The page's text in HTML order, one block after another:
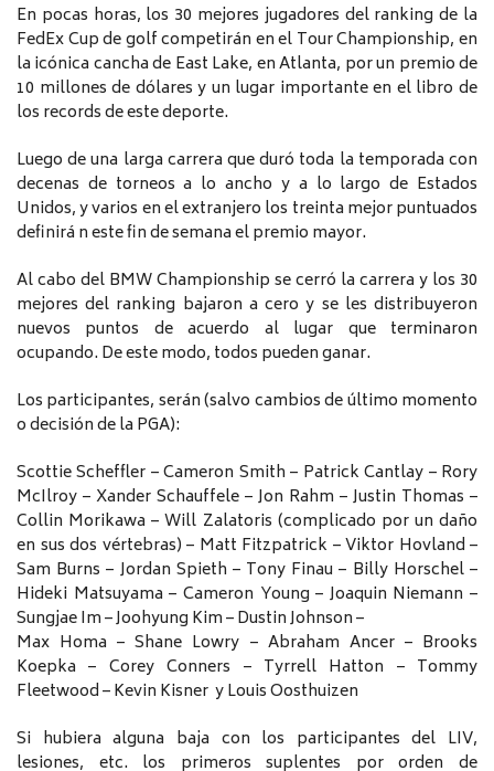
En pocas horas, los 30 mejores jugadores del ranking de la
FedEx Cup de golf competirán en el Tour Championship, en
la icónica cancha de East Lake, en Atlanta, por un premio de
10 millones de dólares y un lugar importante en el libro de
los records de este deporte.
Luego de una larga carrera que duró toda la temporada con
decenas de torneos a lo ancho y a lo largo de Estados
Unidos, y varios en el extranjero los treinta mejor puntuados
definirá n este fin de semana el premio mayor.
Al cabo del BMW Championship se cerró la carrera y los 30
mejores del ranking bajaron a cero y se les distribuyeron
nuevos puntos de acuerdo al lugar que terminaron
ocupando. De este modo, todos pueden ganar.
Los participantes, serán (salvo cambios de último momento
o decisión de la PGA):
Scottie Scheffler – Cameron Smith – Patrick Cantlay – Rory
McIlroy – Xander Schauffele – Jon Rahm – Justin Thomas –
Collin Morikawa – Will Zalatoris (complicado por un daño
en sus dos vértebras) – Matt Fitzpatrick – Viktor Hovland –
Sam Burns – Jordan Spieth – Tony Finau – Billy Horschel –
Hideki Matsuyama – Cameron Young – Joaquin Niemann –
Sungjae Im – Joohyung Kim – Dustin Johnson –
Max Homa – Shane Lowry – Abraham Ancer – Brooks
Koepka – Corey Conners – Tyrrell Hatton – Tommy
Fleetwood – Kevin Kisner y Louis Oosthuizen
Si hubiera alguna baja con los participantes del LIV,
lesiones, etc. los primeros suplentes por orden de